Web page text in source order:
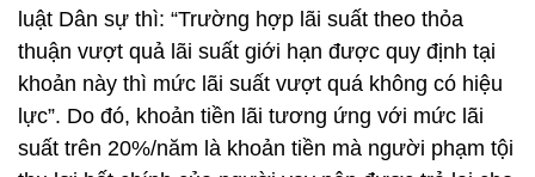
luật Dân sự thì: “Trường hợp lãi suất theo thỏa
thuận vượt quả lãi suất giới hạn được quy định tại
khoản này thì mức lãi suất vượt quá không có hiệu
lực”. Do đó, khoản tiền lãi tương ứng với mức lãi
suất trên 20%/năm là khoản tiền mà người phạm tội